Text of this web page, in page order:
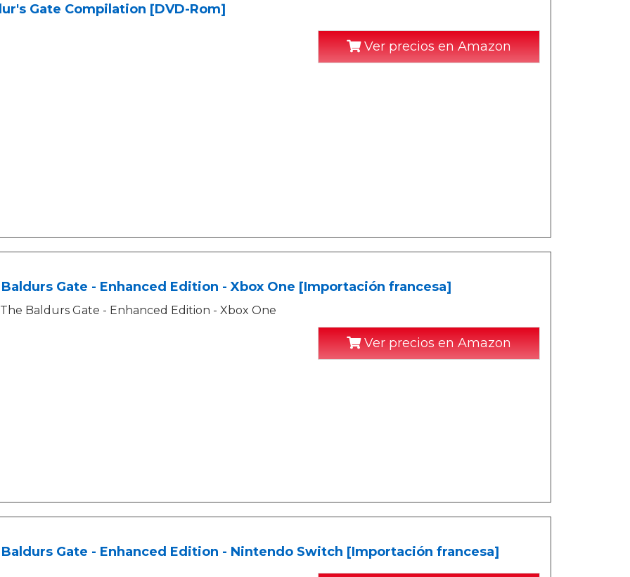
Gate Compilation [DVD-Rom]
Ver precios en Amazon
Gate - Enhanced Edition - Xbox One [Importación francesa]
The Baldurs Gate - Enhanced Edition - Xbox One
Ver precios en Amazon
Gate - Enhanced Edition - Nintendo Switch [Importación francesa]